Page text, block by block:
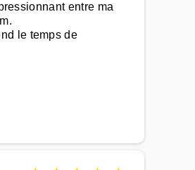
entre ma
le temps de